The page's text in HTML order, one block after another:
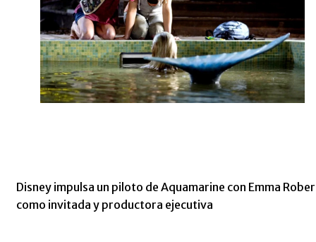
Disney impulsa un piloto de Aquamarine con Emma
como invitada y productora ejecutiva